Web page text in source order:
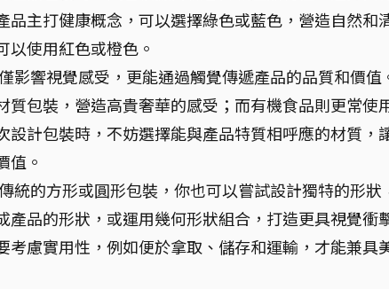
主打健康概念，可以選擇綠色或藍色，營造自然和
使用紅色或橙色。
影響視覺感受，更能通過觸覺傳遞產品的品質和價值
包裝，營造高貴奢華的感受；而有機食品則更常使
計包裝時，不妨選擇能與產品特質相呼應的材質，
值。
統的方形或圓形包裝，你也可以嘗試設計獨特的形狀
產品的形狀，或運用幾何形狀組合，打造更具視覺衝
考慮實用性，例如便於拿取、儲存和運輸，才能兼具